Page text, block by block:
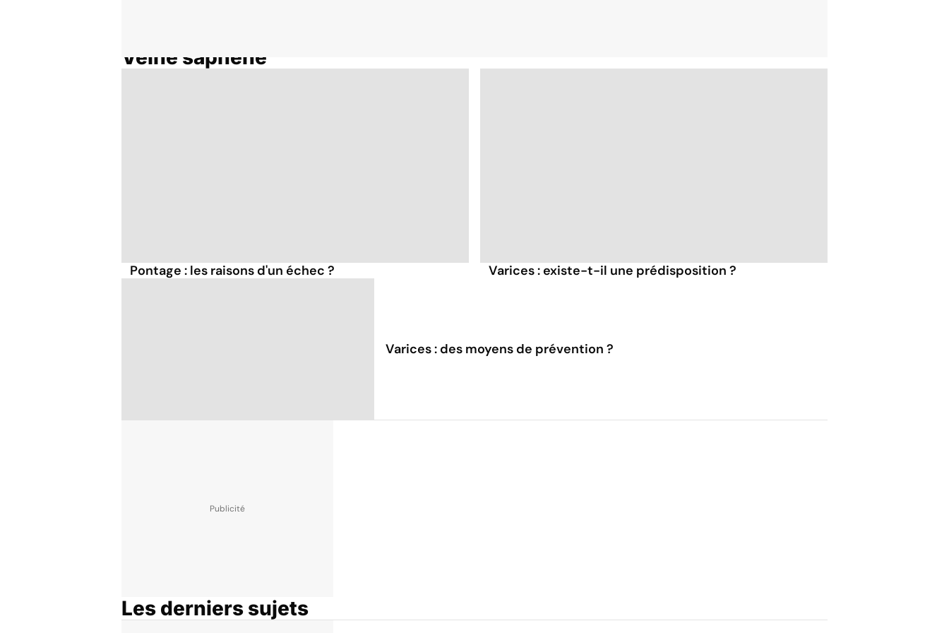
Veine saphène
Pontage : les raisons d'un échec ? Varices : existe-t-il une prédisposition ?
Varices : des moyens de prévention ?
Les derniers sujets